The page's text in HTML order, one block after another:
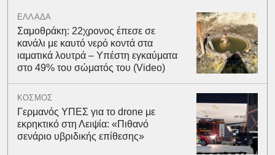
ΕΛΛΑΔΑ
Σαμοθράκη: 22χρονος έπεσε σε
κανάλι με καυτό νερό κοντά στα
ιαματικά λουτρά – Υπέστη εγκαύματα
στο 49% του σώματός του (Video)
ΚΟΣΜΟΣ
Γερμανός ΥΠΕΣ για το drone με
εκρηκτικό στη Λειψία: «Πιθανό
σενάριο υβριδικής επίθεσης»